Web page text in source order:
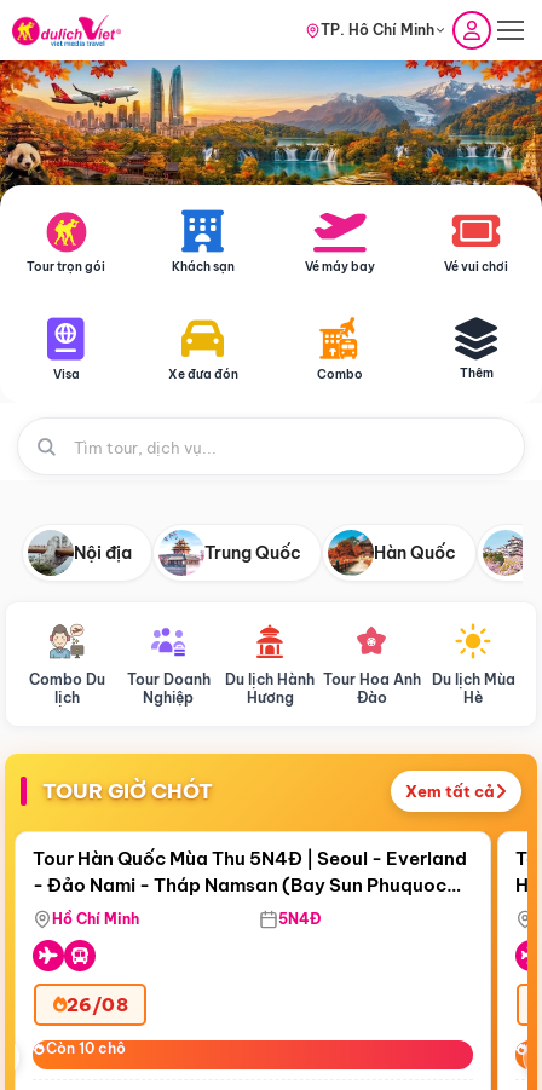
TP. Hồ Chí Minh
Tour trọn gói Khách sạn Vé máy bay Vé vui chơi
Visa Xe đưa đón Combo Thêm
Nội địa Trung Quốc Hàn Quốc
Combo Du
lịch
Tour Doanh
Nghiệp
Du lịch Hành
Hương
Tour Hoa Anh
Đào
Du lịch Mùa
Hè
TOUR GIỜ CHÓT Xem tất cả
Còn18 ngày 10:36:56
Bay Sun Phuquoc Airways
Điểm nổi bật
Tour Hàn Quốc Mùa Thu 5N4Đ | Seoul - Everland
- Đảo Nami - Tháp Namsan (Bay Sun Phuquoc
Airways)
Hồ Chí Minh 5N4Đ
26/08
Còn 10 chỗ
Còn 10 chỗ